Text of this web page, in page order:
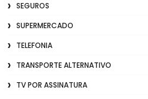
SEGUROS
SUPERMERCADO
TELEFONIA
TRANSPORTE ALTERNATIVO
TV POR ASSINATURA